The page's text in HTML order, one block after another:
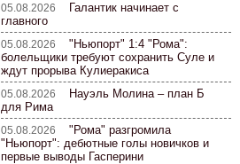
05.08.2026
Галантик начинает с
главного
05.08.2026 "Ньюпорт" 1:4 "Рома":
болельщики требуют сохранить Суле и
ждут прорыва Кулиеракиса
05.08.2026
Науэль Молина – план Б
для Рима
05.08.2026 "Рома" разгромила
"Ньюпорт": дебютные голы новичков и
первые выводы Гасперини